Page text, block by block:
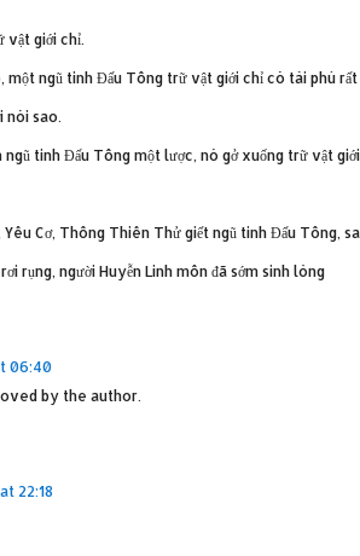
giới chỉ.
một ngũ tinh Đấu Tông trữ vật giới chỉ có tài phú rất
nói sao.
tinh Đấu Tông một lược, nó gở xuống trữ vật
Yêu Cơ, Thông Thiên Thử giết ngũ tinh Đấu Tông,
rụng, người Huyễn Linh môn đã sớm sinh lòng
06:40
by the author.
22:18